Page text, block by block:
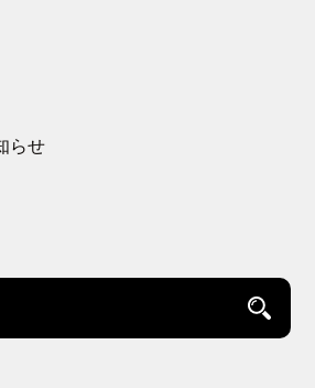
らせ